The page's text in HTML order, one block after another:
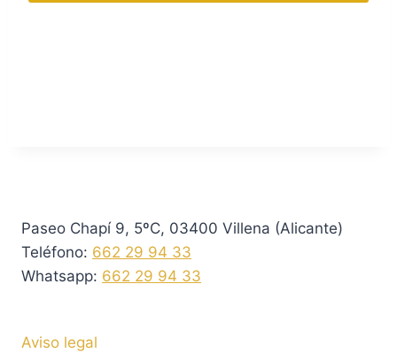
Paseo Chapí 9, 5ºC, 03400 Villena (Alicante)
Teléfono: 662 29 94 33
Whatsapp: 662 29 94 33
Aviso legal